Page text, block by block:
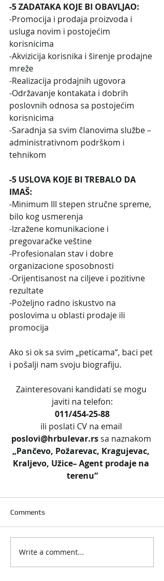
-5 ZADATAKA KOJE BI OBAVLJAO:
-Promocija i prodaja proizvoda i
usluga novim i postojećim
korisnicima
-Akvizicija korisnika i širenje prodajne
mreže
-Realizacija prodajnih ugovora
-Održavanje kontakata i dobrih
poslovnih odnosa sa postojećim
korisnicima
-Saradnja sa svim članovima službe –
administrativnom podrškom i
tehnikom
-5 USLOVA KOJE BI TREBALO DA
IMAŠ:
-Minimum III stepen stručne spreme,
bilo kog usmerenja
-Izražene komunikacione i
pregovaračke veštine
-Profesionalan stav i dobre
organizacione sposobnosti
-Orijentisanost na ciljeve i pozitivne
rezultate
-Poželjno radno iskustvo na
poslovima u oblasti prodaje ili
promocija
Ako si ok sa svim „peticama“, baci pet
i pošalji nam svoju biografiju.
Zainteresovani kandidati se mogu
javiti na telefon:
011/454-25-88
ili poslati CV na email
poslovi@hrbulevar.rs sa naznakom
„Pančevo, Požarevac, Kragujevac,
Kraljevo, Užice– Agent prodaje na
terenu“
Comments
Write a comment...